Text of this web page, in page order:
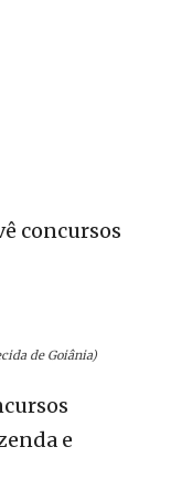
concursos
de Goiânia)
e